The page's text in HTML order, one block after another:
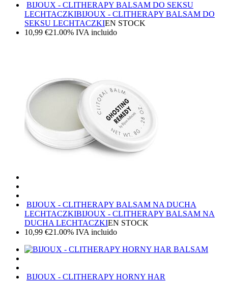
BIJOUX - CLITHERAPY BALSAM DO SEKSU
LECHTACZKIBIJOUX - CLITHERAPY BALSAM DO
SEKSU LECHTACZKIEN STOCK
10,99 €21.00% IVA incluido
BIJOUX - CLITHERAPY BALSAM NA DUCHA
LECHTACZKIBIJOUX - CLITHERAPY BALSAM NA
DUCHA LECHTACZKIEN STOCK
10,99 €21.00% IVA incluido
BIJOUX - CLITHERAPY HORNY HAR